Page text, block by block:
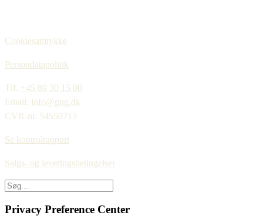
Cookiesamtykke
Persondatapolitik
Tlf. +45 89 30 15 00
Email: info@gng.dk
CVR-nr. 54550715
Se kontrolrapport
Salgs- og leveringsbetingelser
Privacy Preference Center